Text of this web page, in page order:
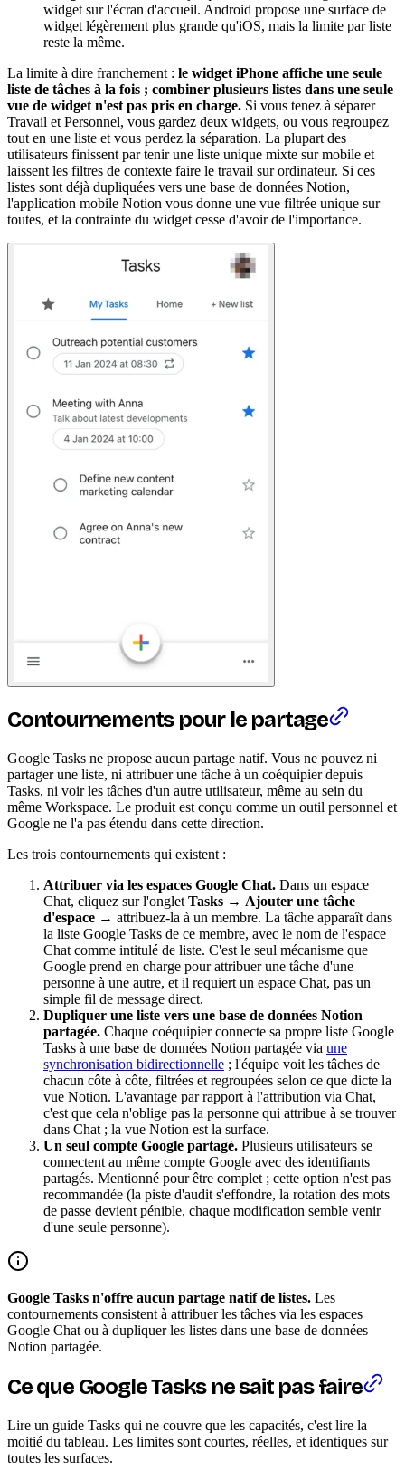
widget sur l'écran d'accueil. Android propose une surface de
widget légèrement plus grande qu'iOS, mais la limite par liste
reste la même.
La limite à dire franchement : le widget iPhone affiche une seule
liste de tâches à la fois ; combiner plusieurs listes dans une seule
vue de widget n'est pas pris en charge. Si vous tenez à séparer
Travail et Personnel, vous gardez deux widgets, ou vous regroupez
tout en une liste et vous perdez la séparation. La plupart des
utilisateurs finissent par tenir une liste unique mixte sur mobile et
laissent les filtres de contexte faire le travail sur ordinateur. Si ces
listes sont déjà dupliquées vers une base de données Notion,
l'application mobile Notion vous donne une vue filtrée unique sur
toutes, et la contrainte du widget cesse d'avoir de l'importance.
Contournements pour le partage
Google Tasks ne propose aucun partage natif. Vous ne pouvez ni
partager une liste, ni attribuer une tâche à un coéquipier depuis
Tasks, ni voir les tâches d'un autre utilisateur, même au sein du
même Workspace. Le produit est conçu comme un outil personnel et
Google ne l'a pas étendu dans cette direction.
Les trois contournements qui existent :
Attribuer via les espaces Google Chat. Dans un espace
Chat, cliquez sur l'onglet Tasks → Ajouter une tâche
d'espace → attribuez-la à un membre. La tâche apparaît dans
la liste Google Tasks de ce membre, avec le nom de l'espace
Chat comme intitulé de liste. C'est le seul mécanisme que
Google prend en charge pour attribuer une tâche d'une
personne à une autre, et il requiert un espace Chat, pas un
simple fil de message direct.
Dupliquer une liste vers une base de données Notion
partagée. Chaque coéquipier connecte sa propre liste Google
Tasks à une base de données Notion partagée via une
synchronisation bidirectionnelle ; l'équipe voit les tâches de
chacun côte à côte, filtrées et regroupées selon ce que dicte la
vue Notion. L'avantage par rapport à l'attribution via Chat,
c'est que cela n'oblige pas la personne qui attribue à se trouver
dans Chat ; la vue Notion est la surface.
Un seul compte Google partagé. Plusieurs utilisateurs se
connectent au même compte Google avec des identifiants
partagés. Mentionné pour être complet ; cette option n'est pas
recommandée (la piste d'audit s'effondre, la rotation des mots
de passe devient pénible, chaque modification semble venir
d'une seule personne).
Google Tasks n'offre aucun partage natif de listes. Les
contournements consistent à attribuer les tâches via les espaces
Google Chat ou à dupliquer les listes dans une base de données
Notion partagée.
Ce que Google Tasks ne sait pas faire
Lire un guide Tasks qui ne couvre que les capacités, c'est lire la
moitié du tableau. Les limites sont courtes, réelles, et identiques sur
toutes les surfaces.